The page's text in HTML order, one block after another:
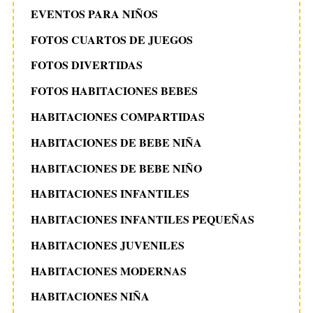
EVENTOS PARA NIÑOS
FOTOS CUARTOS DE JUEGOS
FOTOS DIVERTIDAS
FOTOS HABITACIONES BEBES
HABITACIONES COMPARTIDAS
HABITACIONES DE BEBE NIÑA
HABITACIONES DE BEBE NIÑO
HABITACIONES INFANTILES
HABITACIONES INFANTILES PEQUEÑAS
HABITACIONES JUVENILES
HABITACIONES MODERNAS
HABITACIONES NIÑA